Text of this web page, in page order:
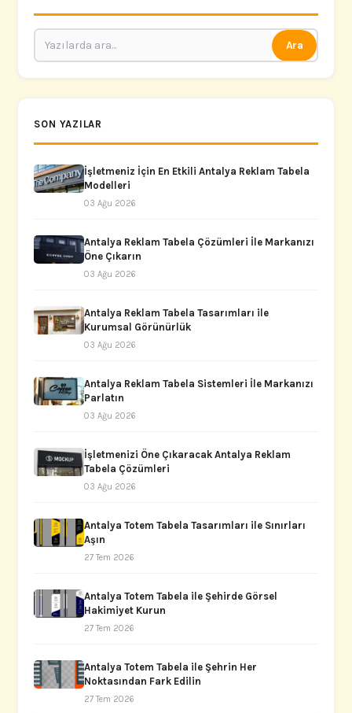
Ara
SON YAZILAR
İşletmeniz İçin En Etkili Antalya Reklam Tabela
Modelleri
03 Ağu 2026
Antalya Reklam Tabela Çözümleri İle Markanızı
Öne Çıkarın
03 Ağu 2026
Antalya Reklam Tabela Tasarımları ile
Kurumsal Görünürlük
03 Ağu 2026
Antalya Reklam Tabela Sistemleri İle Markanızı
Parlatın
03 Ağu 2026
İşletmenizi Öne Çıkaracak Antalya Reklam
Tabela Çözümleri
03 Ağu 2026
Antalya Totem Tabela Tasarımları ile Sınırları
Aşın
27 Tem 2026
Antalya Totem Tabela ile Şehirde Görsel
Hakimiyet Kurun
27 Tem 2026
Antalya Totem Tabela ile Şehrin Her
Noktasından Fark Edilin
27 Tem 2026